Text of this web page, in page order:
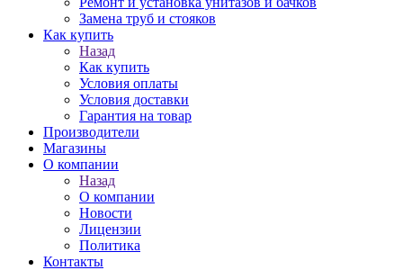
Замена труб и стояков
Как купить
Назад
Как купить
Условия оплаты
Условия доставки
Гарантия на товар
Производители
Магазины
О компании
Назад
О компании
Новости
Лицензии
Политика
Контакты